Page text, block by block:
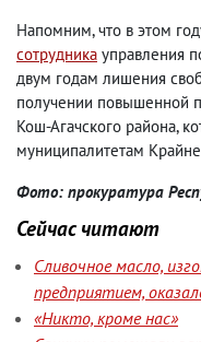
Напомним, что в этом
сотрудника управления
двум годам лишения
получении повышенной
Кош-Агачского района,
муниципалитетам
Фото: прокуратура
Сейчас читают
Сливочное масло,
предприятием,
«Никто, кроме нас»